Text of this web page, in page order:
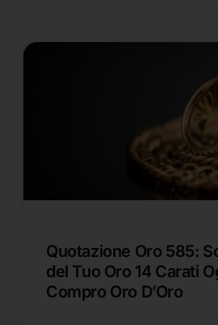
Quotazione Oro 585:
del Tuo Oro 14 Carati
Compro Oro D’Oro